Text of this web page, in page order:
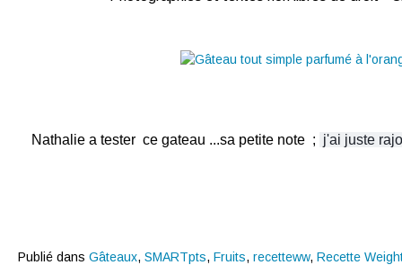
Nathalie a tester ce gateau ...sa petite note ; j'ai juste
Publié dans Gâteaux, SMARTpts, Fruits, recetteww, Recette